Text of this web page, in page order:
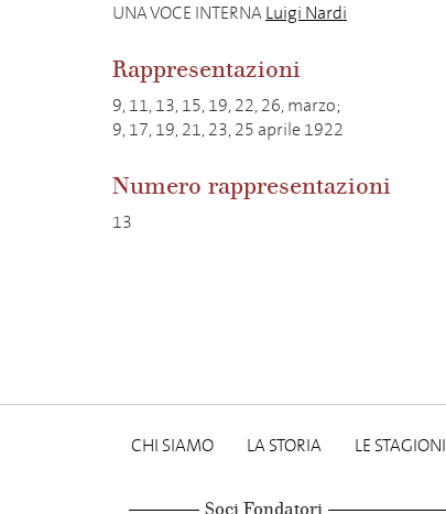
UNA VOCE INTERNALuigi Nardi
Rappresentazioni
9, 11, 13, 15, 19, 22, 26, marzo;
9, 17, 19, 21, 23, 25 aprile 1922
Numero rappresentazioni
13
CHI SIAMO LA STORIA LE STAGIONI
Soci Fondatori